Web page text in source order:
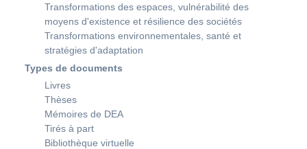
Transformations des espaces, vulnérabilité des
moyens d'existence et résilience des sociétés
Transformations environnementales, santé et
stratégies d'adaptation
Types de documents
Livres
Thèses
Mémoires de DEA
Tirés à part
Bibliothèque virtuelle